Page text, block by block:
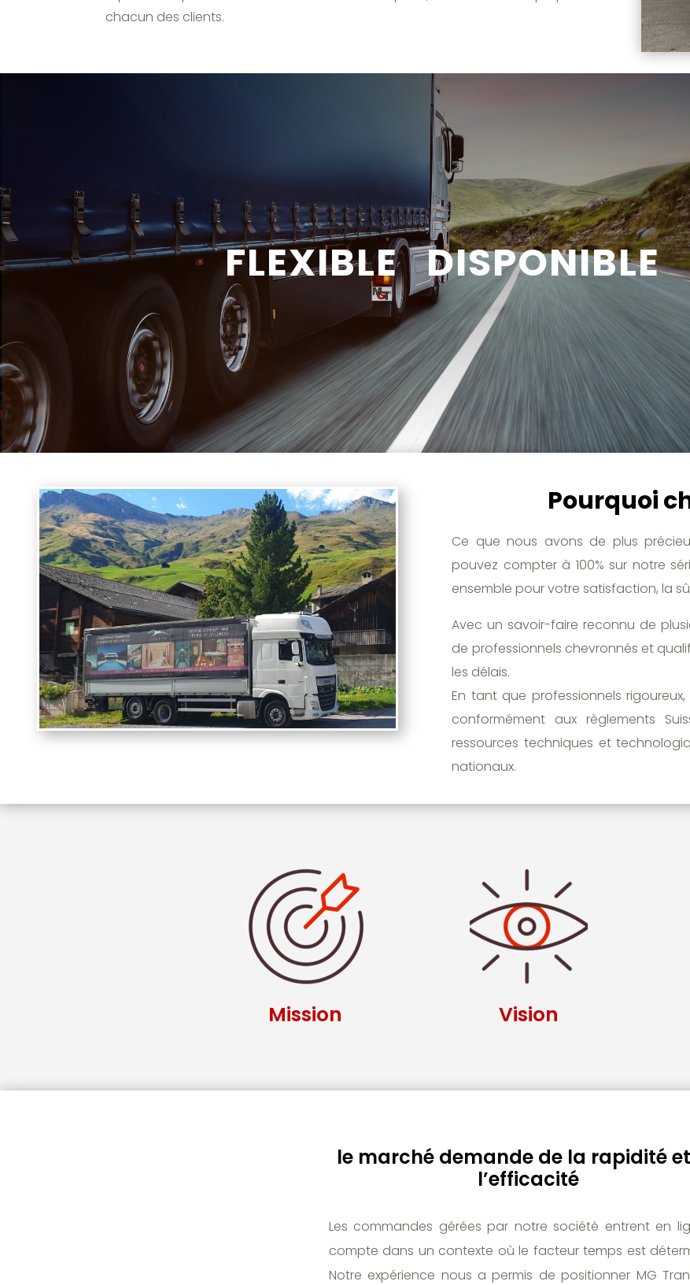
chacun des clients.
FLEXIBLE DISPONIBLE
Pourquoi
Ce que nous avons de plus
pouvez compter à 100% sur notre
ensemble pour votre satisfaction, la
Avec un savoir-faire reconnu de
de professionnels chevronnés et
les délais.
En tant que professionnels
conformément aux règlements
ressources techniques et
nationaux.
Mission Vision
le marché demande de la rapidité
l’efficacité
Les commandes gérées par notre société entrent en
compte dans un contexte où le facteur temps est
Notre expérience nous a permis de positionner MG